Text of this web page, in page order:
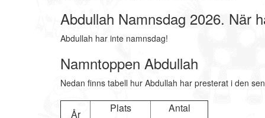
Abdullah Namnsdag 2026. När
Abdullah har inte namnsdag!
Namntoppen Abdullah
Nedan finns tabell hur Abdullah har presterat i den
År
Plats
Antal